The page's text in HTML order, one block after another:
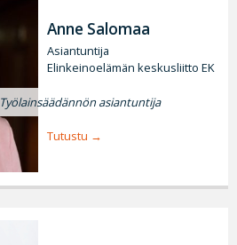
Anne Salomaa
Asiantuntija
Elinkeinoelämän keskusliitto EK
Työlainsäädännön asiantuntija
Tutustu